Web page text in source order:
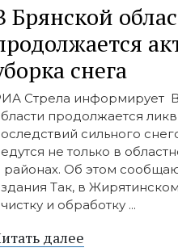
Брянской
снега
Стрела информирует
продолжается
сильного
не только в
районах. Об этом
Так, в
и обработку ...
далее